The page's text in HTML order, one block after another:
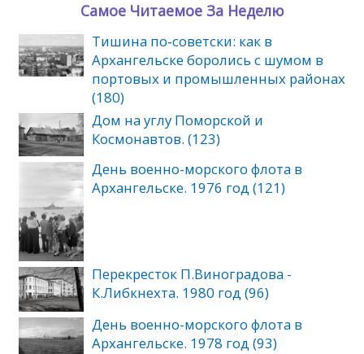
Самое Читаемое За Неделю
Тишина по‑советски: как в
Архангельске боролись с шумом в
портовых и промышленных районах
(180)
Дом на углу Поморской и
Космонавтов. (123)
День военно-морского флота в
Архангельске. 1976 год (121)
Перекресток П.Виноградова -
К.Либкнехта. 1980 год (96)
День военно-морского флота в
Архангельске. 1978 год (93)